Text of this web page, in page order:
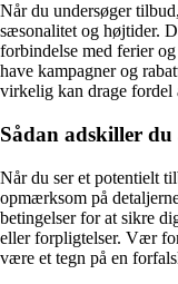
Når du undersøger
sæsonalitet og højtider.
forbindelse med ferier
have kampagner og
virkelig kan drage fordel
Sådan adskiller
Når du ser et potentielt
opmærksom på
betingelser for at sikre
eller forpligtelser. Vær
være et tegn på en